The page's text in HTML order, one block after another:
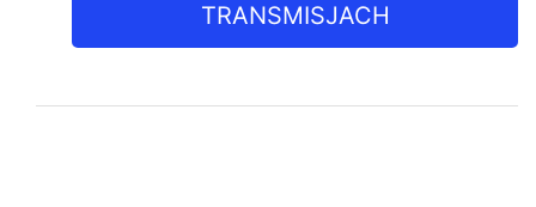
TRANSMISJACH